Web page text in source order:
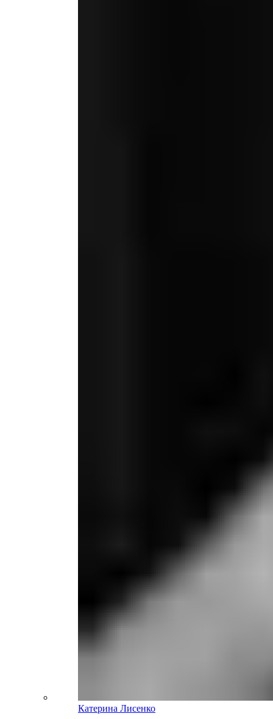
Катерина Лисенко